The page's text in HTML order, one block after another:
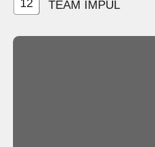
12 TEAM IMPUL